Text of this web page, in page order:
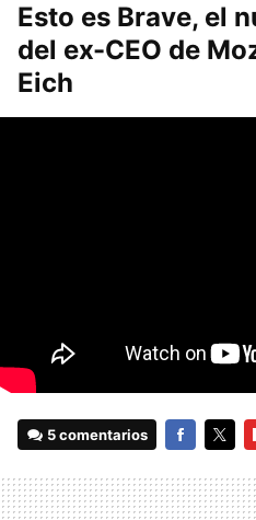
Esto es Brave, el
del ex-CEO de
Eich
5 comentarios